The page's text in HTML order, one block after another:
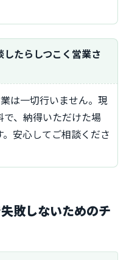
、納得いただけた場
安心してご相談くださ
敗しないためのチ